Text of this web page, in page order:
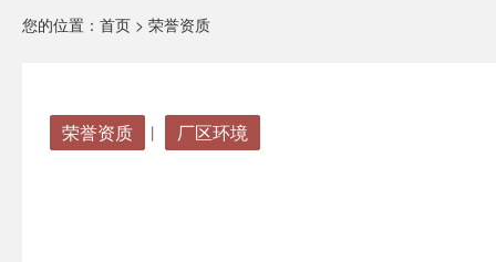
您的位置： 首页 > 荣誉资质
荣誉资质 丨 厂区环境